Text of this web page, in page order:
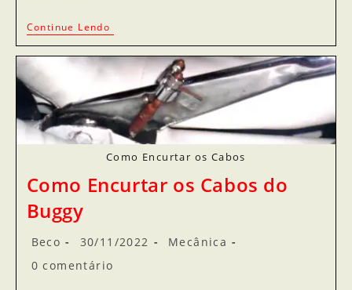
Continue Lendo
Como Encurtar os Cabos
Como Encurtar os Cabos do
Buggy
Beco 30/11/2022
Mecânica
0 comentário